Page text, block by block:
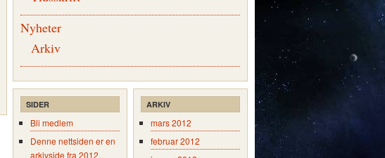
Nyheter
Arkiv
SIDER
Bli medlem
Denne nettsiden er en
arkivside fra 2012.
ARKIV
mars 2012
februar 2012